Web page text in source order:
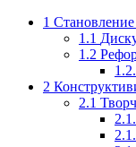
1 Становление
1.1
1.2
2
2.1